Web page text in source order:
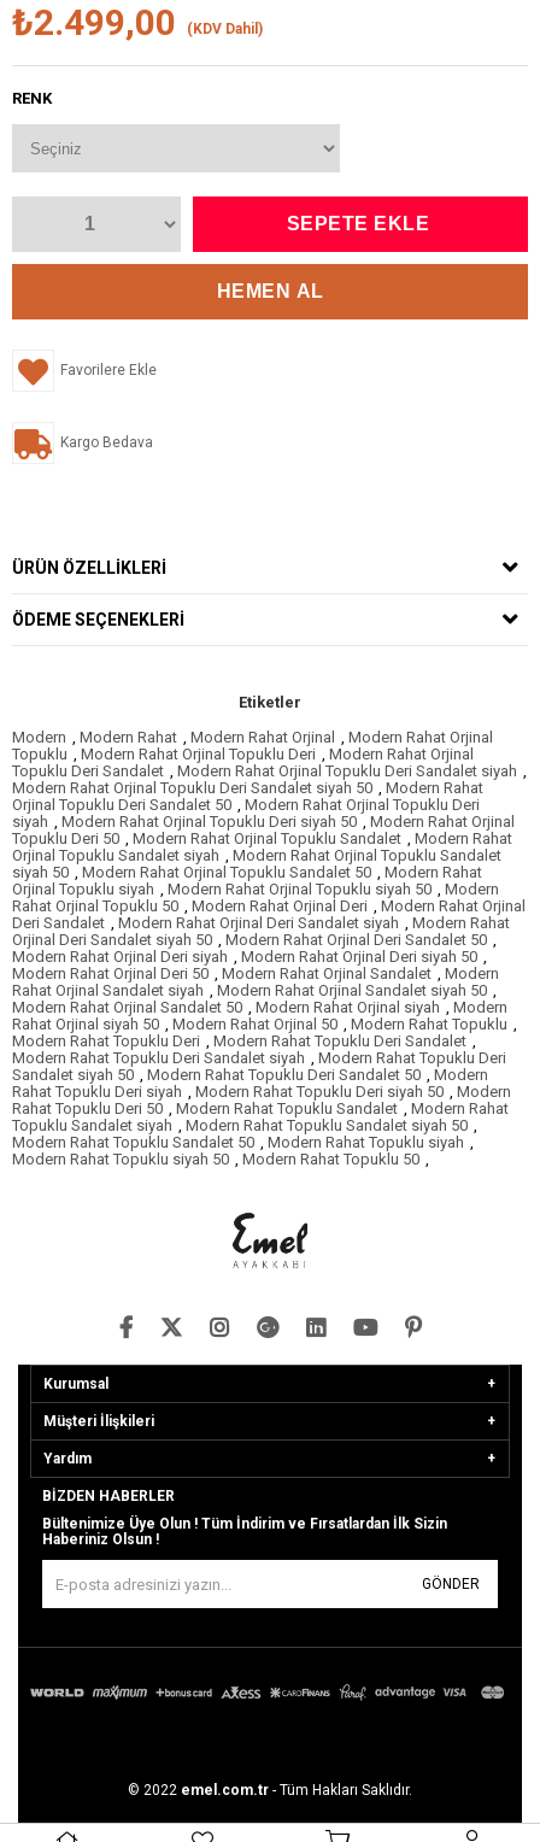
₺2.499,00 (KDV Dahil)
RENK
Favorilere Ekle
Kargo Bedava
ÜRÜN ÖZELLIKLERI
ÖDEME SEÇENEKLERI
Etiketler
Modern , Modern Rahat , Modern Rahat Orjinal , Modern Rahat Orjinal
Topuklu , Modern Rahat Orjinal Topuklu Deri , Modern Rahat Orjinal
Topuklu Deri Sandalet , Modern Rahat Orjinal Topuklu Deri Sandalet siyah ,
Modern Rahat Orjinal Topuklu Deri Sandalet siyah 50 , Modern Rahat
Orjinal Topuklu Deri Sandalet 50 , Modern Rahat Orjinal Topuklu Deri
siyah , Modern Rahat Orjinal Topuklu Deri siyah 50 , Modern Rahat Orjinal
Topuklu Deri 50 , Modern Rahat Orjinal Topuklu Sandalet , Modern Rahat
Orjinal Topuklu Sandalet siyah , Modern Rahat Orjinal Topuklu Sandalet
siyah 50 , Modern Rahat Orjinal Topuklu Sandalet 50 , Modern Rahat
Orjinal Topuklu siyah , Modern Rahat Orjinal Topuklu siyah 50 , Modern
Rahat Orjinal Topuklu 50 , Modern Rahat Orjinal Deri , Modern Rahat Orjinal
Deri Sandalet , Modern Rahat Orjinal Deri Sandalet siyah , Modern Rahat
Orjinal Deri Sandalet siyah 50 , Modern Rahat Orjinal Deri Sandalet 50 ,
Modern Rahat Orjinal Deri siyah , Modern Rahat Orjinal Deri siyah 50 ,
Modern Rahat Orjinal Deri 50 , Modern Rahat Orjinal Sandalet , Modern
Rahat Orjinal Sandalet siyah , Modern Rahat Orjinal Sandalet siyah 50 ,
Modern Rahat Orjinal Sandalet 50 , Modern Rahat Orjinal siyah , Modern
Rahat Orjinal siyah 50 , Modern Rahat Orjinal 50 , Modern Rahat Topuklu ,
Modern Rahat Topuklu Deri , Modern Rahat Topuklu Deri Sandalet ,
Modern Rahat Topuklu Deri Sandalet siyah , Modern Rahat Topuklu Deri
Sandalet siyah 50 , Modern Rahat Topuklu Deri Sandalet 50 , Modern
Rahat Topuklu Deri siyah , Modern Rahat Topuklu Deri siyah 50 , Modern
Rahat Topuklu Deri 50 , Modern Rahat Topuklu Sandalet , Modern Rahat
Topuklu Sandalet siyah , Modern Rahat Topuklu Sandalet siyah 50 ,
Modern Rahat Topuklu Sandalet 50 , Modern Rahat Topuklu siyah ,
Modern Rahat Topuklu siyah 50 , Modern Rahat Topuklu 50 ,
Kurumsal
Müşteri İlişkileri
Yardım
BIZDEN HABERLER
Bültenimize Üye Olun ! Tüm İndirim ve Fırsatlardan İlk Sizin
Haberiniz Olsun !
GÖNDER
© 2022 emel.com.tr - Tüm Hakları Saklıdır.